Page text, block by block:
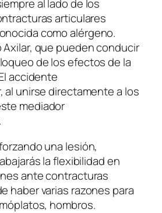
al lado de los
articulares
como alérgeno.
que pueden conducir
de los efectos de la
accidente
al unirse directamente a los
mediador
una lesión,
la flexibilidad en
ante contracturas
haber varias razones para
hombros.